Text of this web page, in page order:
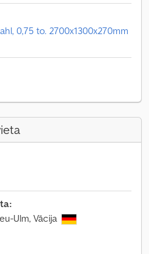
0,75 to. 2700x1300x270mm
Ulm, Vācija